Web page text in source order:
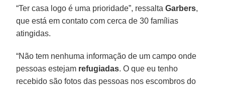
“Ter casa logo é uma prioridade”, ressaltaGarbers,
que está em contato com cerca de 30 famílias
atingidas.
“Não tem nenhuma informação de um campo onde
pessoas estejam refugiadas. O que eu tenho
recebido são fotos das pessoas nos escombros do